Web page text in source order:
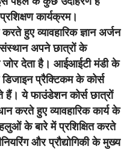
कार्यक्रम।
हुए व्यावहारिक ज्ञान अर्जन
अपने छात्रों के
जोर देता है। आईआईटी मंडी के
प्रैक्टिकम के कोर्स
ये फाउंडेशन कोर्स छात्रों
करते हुए व्यावहारिक कार्य के
के बारे में प्रशिक्षित करते
और प्रौद्योगिकी के मुख्य